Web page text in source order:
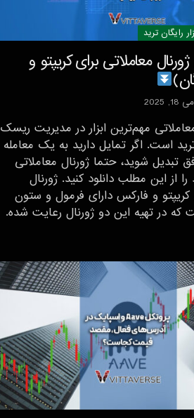
رایگان ترید
معاملاتی برای کریپتو و
می 18, 2025
مهم‌ترین ابزار در مدیریت ریسک
است. اگر تمایل دارید به یک معامله
تبدیل شوید، حتما ژورنال معاملاتی
این مطلب دانلود کنید. ژورنال
کریپتو و فارکس دارای فرمول و ستون
در تهیه این دو ژورنال رعایت شده.